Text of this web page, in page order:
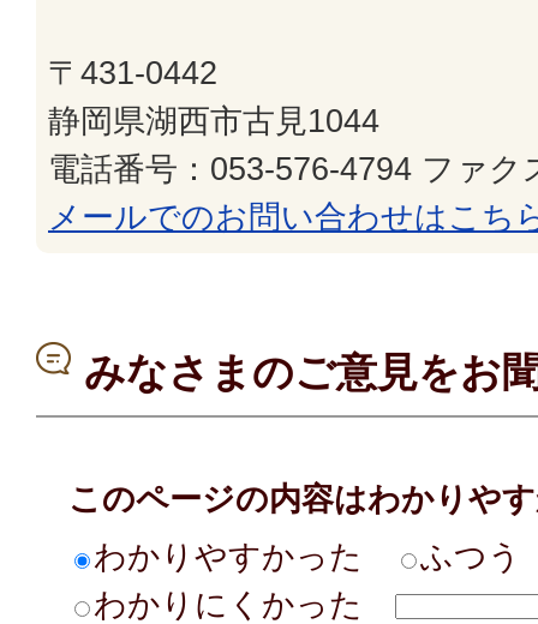
〒431-0442
静岡県湖西市古見1044
電話番号：053-576-4794 ファク
メールでのお問い合わせはこち
みなさまのご意見をお
このページの内容はわかりや
わかりやすかった
ふつう
わかりにくかった